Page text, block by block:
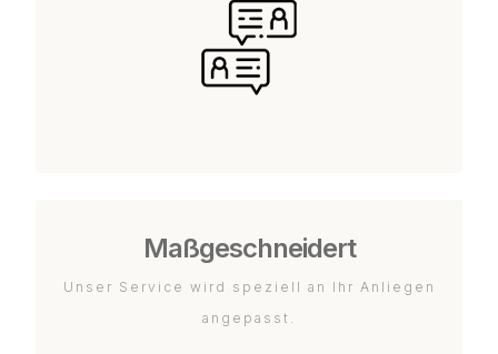
Maßgeschneidert
Unser Service wird speziell an Ihr Anliegen
angepasst.